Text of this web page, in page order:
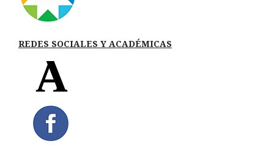
REDES SOCIALES Y ACADÉMICAS